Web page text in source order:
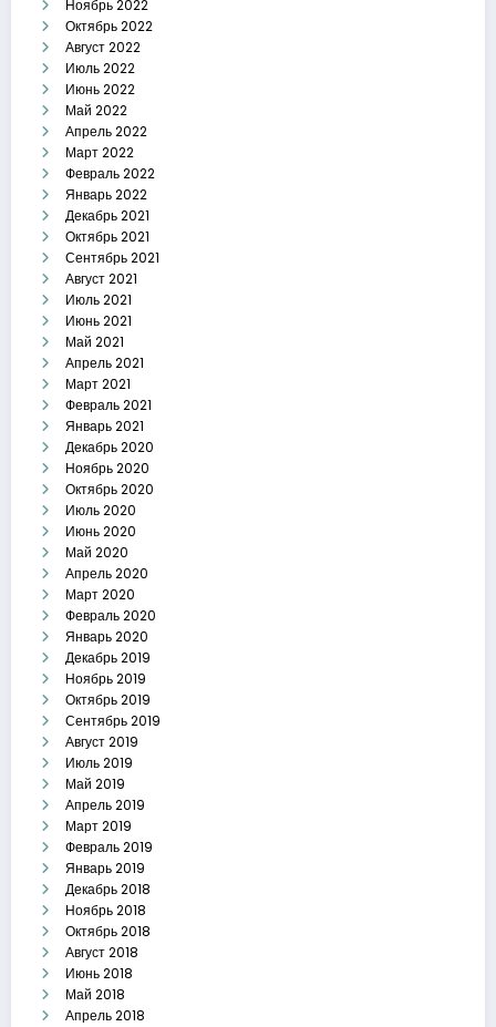
Ноябрь 2022
Октябрь 2022
Август 2022
Июль 2022
Июнь 2022
Май 2022
Апрель 2022
Март 2022
Февраль 2022
Январь 2022
Декабрь 2021
Октябрь 2021
Сентябрь 2021
Август 2021
Июль 2021
Июнь 2021
Май 2021
Апрель 2021
Март 2021
Февраль 2021
Январь 2021
Декабрь 2020
Ноябрь 2020
Октябрь 2020
Июль 2020
Июнь 2020
Май 2020
Апрель 2020
Март 2020
Февраль 2020
Январь 2020
Декабрь 2019
Ноябрь 2019
Октябрь 2019
Сентябрь 2019
Август 2019
Июль 2019
Май 2019
Апрель 2019
Март 2019
Февраль 2019
Январь 2019
Декабрь 2018
Ноябрь 2018
Октябрь 2018
Август 2018
Июнь 2018
Май 2018
Апрель 2018